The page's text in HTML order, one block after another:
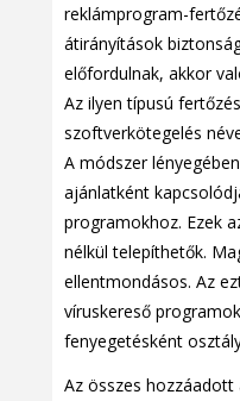
reklámprogram-
átirányítások
előfordulnak, akkor
Az ilyen típusú
szoftverkötegelés
A módszer
ajánlatként
programokhoz. Ezek
nélkül telepíthetők.
ellentmondásos. Az
víruskereső
fenyegetésként
Az összes